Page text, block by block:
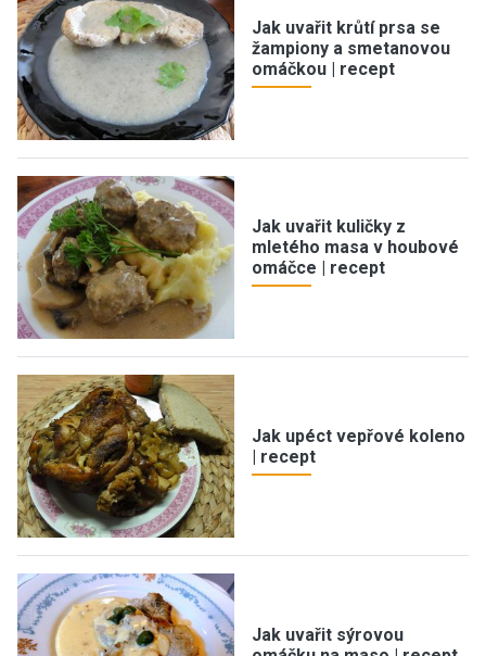
Jak uvařit krůtí prsa se
žampiony a smetanovou
omáčkou | recept
Jak uvařit kuličky z
mletého masa v houbové
omáčce | recept
Jak upéct vepřové koleno
| recept
Jak uvařit sýrovou